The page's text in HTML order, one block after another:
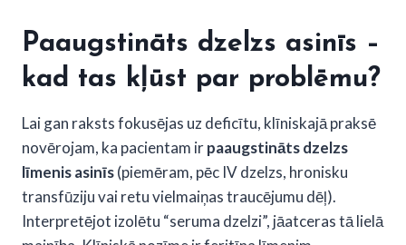
Paaugstināts dzelzs asinīs –
kad tas kļūst par problēmu?
Lai gan raksts fokusējas uz deficītu, klīniskajā praksē
novērojam, ka pacientam irpaaugstināts dzelzs
līmenis asinīs(piemēram, pēc IV dzelzs, hronisku
transfūziju vai retu vielmaiņas traucējumu dēļ).
Interpretējot izolētu “seruma dzelzi”, jāatceras tā lielā